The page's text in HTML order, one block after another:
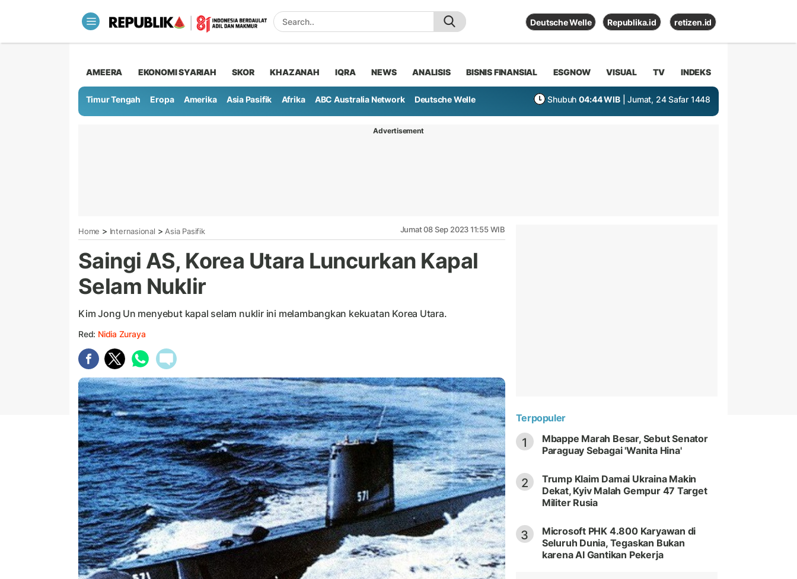
Deutsche Welle Republika.id retizen.id
AMEERA EKONOMI SYARIAH SKOR KHAZANAH IQRA NEWS ANALISIS BISNIS FINANSIAL ESGNOW VISUAL TV INDEKS
Timur Tengah Eropa Amerika Asia Pasifik Afrika ABC Australia Network Deutsche Welle Shubuh 04:44 WIB | Jumat, 24 Safar 1448
Advertisement
Home > Internasional > Asia Pasifik Jumat 08 Sep 2023 11:55 WIB
Saingi AS, Korea Utara Luncurkan Kapal
Selam Nuklir
Kim Jong Un menyebut kapal selam nuklir ini melambangkan kekuatan Korea Utara.
Red: Nidia Zuraya
Terpopuler
1
Mbappe Marah Besar, Sebut Senator
Paraguay Sebagai 'Wanita Hina'
2
Trump Klaim Damai Ukraina Makin
Dekat, Kyiv Malah Gempur 47 Target
Militer Rusia
3
Microsoft PHK 4.800 Karyawan di
Seluruh Dunia, Tegaskan Bukan
karena AI Gantikan Pekerja